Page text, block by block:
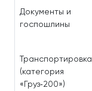
Документы и
госпошлины
Транспортировка
(категория
«Груз‑200»)